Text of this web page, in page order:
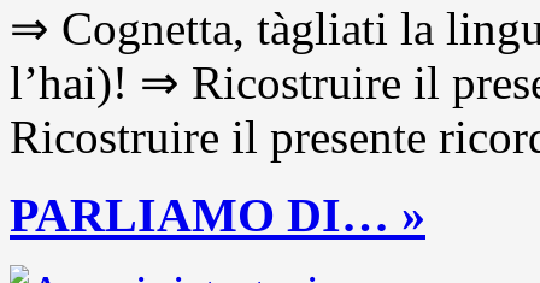
⇒ Cognetta, tàgliati la
l’hai)! ⇒ Ricostruire il
Ricostruire il presente
PARLIAMO DI… »